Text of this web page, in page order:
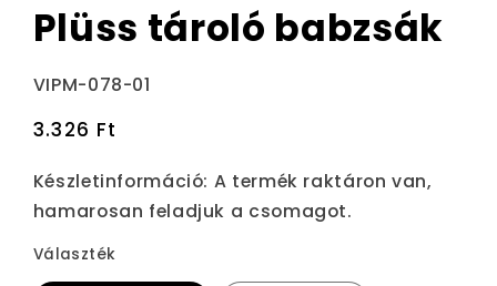
Plüss tároló babzsák
Termékváltozat:
VIPM-078-01
Normál
3.326 Ft
Készletinformáció: A termék raktáron van,
hamarosan feladjuk a csomagot.
Választék